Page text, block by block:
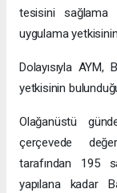
tesisini sağlama
uygulama
Dolayısıyla AYM,
yetkisinin
Olağanüstü
çerçevede
tarafından 195
yapılana kadar